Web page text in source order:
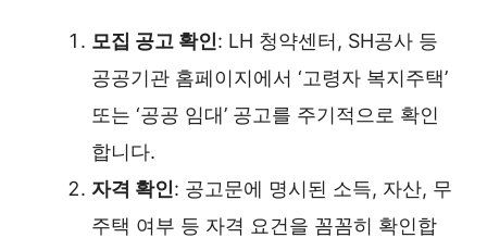
모집 공고 확인: LH 청약센터, SH공사 등
공공기관 홈페이지에서 ‘고령자 복지주택’
또는 ‘공공 임대’ 공고를 주기적으로 확인
합니다.
자격 확인: 공고문에 명시된 소득, 자산, 무
주택 여부 등 자격 요건을 꼼꼼히 확인합